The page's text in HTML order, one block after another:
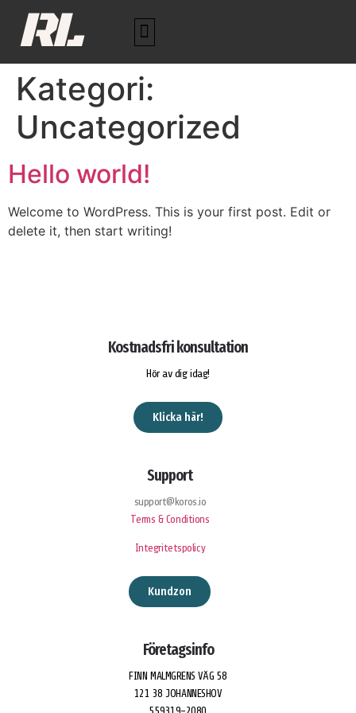
RL
Kategori:
Uncategorized
Hello world!
Welcome to WordPress. This is your first post. Edit or
delete it, then start writing!
Kostnadsfri konsultation
Hör av dig idag!
Klicka här!
Support
support@koros.io
Terms & Conditions
Integritetspolicy
Kundzon
Företagsinfo
FINN MALMGRENS VÄG 58
121 38 JOHANNESHOV